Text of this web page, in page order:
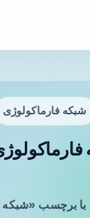
شبکه فارماکولوژی
با برچسب «شبکه